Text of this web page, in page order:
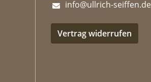
info@ullrich-seiffen.de
Vertrag widerrufen